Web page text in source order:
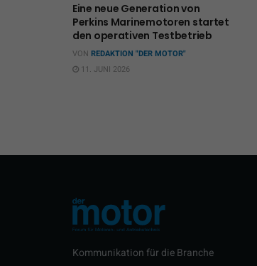
Eine neue Generation von
Perkins Marinemotoren startet
den operativen Testbetrieb
VON REDAKTION "DER MOTOR"
11. JUNI 2026
Kommunikation für die Branche